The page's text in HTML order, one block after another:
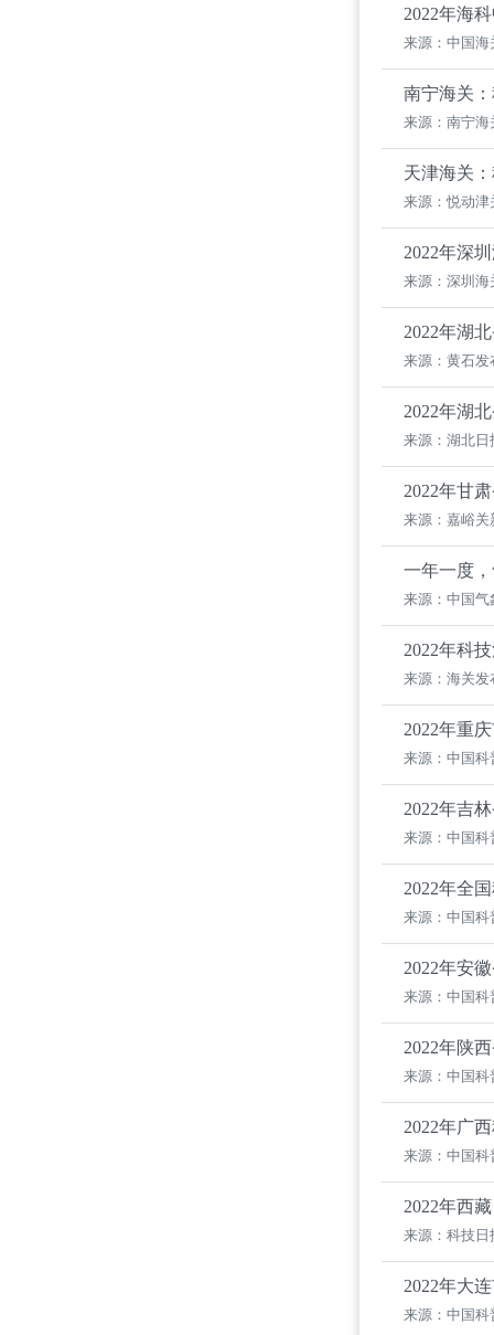
2022年海
来源：中国海
南宁海关
来源：南宁海
天津海关
来源：悦动津
2022年深
来源：深圳海
2022年湖
来源：黄石发
2022年湖
来源：湖北日
2022年甘
来源：嘉峪关
一年一度
来源：中国气
2022年科
来源：海关发
2022年重
来源：中国科
2022年吉
来源：中国科
2022年全
来源：中国科
2022年安
来源：中国科
2022年陕
来源：中国科
2022年广
来源：中国科
2022年西
来源：科技日
2022年大
来源：中国科